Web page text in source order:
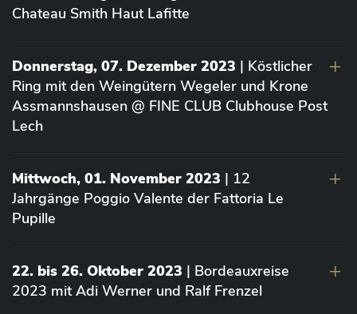
Chateau Smith Haut Lafitte
Donnerstag, 07. Dezember 2023 | Köstlicher
Ring mit den Weingütern Wegeler und Krone
Assmannshausen @ FINE CLUB Clubhouse Post
Lech
Mittwoch, 01. November 2023 | 12
Jahrgänge Poggio Valente der Fattoria Le
Pupille
22. bis 26. Oktober 2023 | Bordeauxreise
2023 mit Adi Werner und Ralf Frenzel